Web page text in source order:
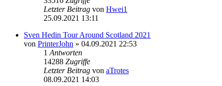
Letzter Beitrag von Hwei1
25.09.2021 13:11
Sven Hedin Tour Around Scotland 2021
von PrinterJohn » 04.09.2021 22:53
1 Antworten
14288 Zugriffe
Letzter Beitrag von aTrotes
08.09.2021 14:03